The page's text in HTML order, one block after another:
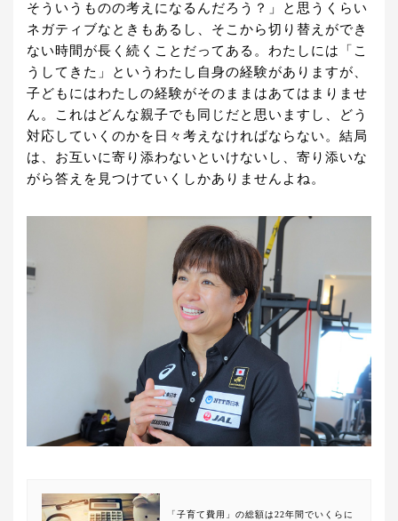
そういうものの考えになるんだろう？」と思うくらい
ネガティブなときもあるし、そこから切り替えができ
ない時間が長く続くことだってある。わたしには「こ
うしてきた」というわたし自身の経験がありますが、
子どもにはわたしの経験がそのままはあてはまりませ
ん。これはどんな親子でも同じだと思いますし、どう
対応していくのかを日々考えなければならない。結局
は、お互いに寄り添わないといけないし、寄り添いな
がら答えを見つけていくしかありませんよね。
「子育て費用」の総額は22年間でいくらに